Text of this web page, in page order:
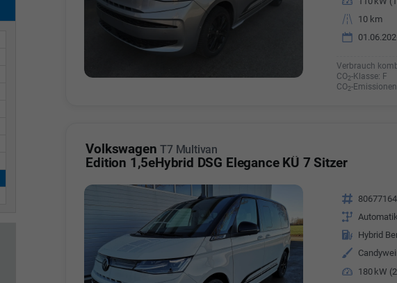
Kilometerstand
10 km
Verbrauch
CO2-Klasse: F
CO2-
Volkswagen T7 Multivan
Edition 1,5eHybrid DSG Elegance KÜ 7 Sitzer
Fahrzeugnr.
Getriebe
Kraftstoff Hybrid
Außenfarbe
Leistung 180 kW